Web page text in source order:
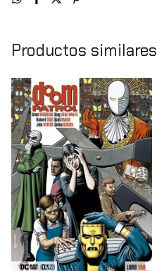
Productos similares